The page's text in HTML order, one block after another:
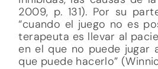
2009, p. 131). Por su
“cuando el juego no es
terapeuta es llevar al
en el que no puede jugar
que puede hacerlo”